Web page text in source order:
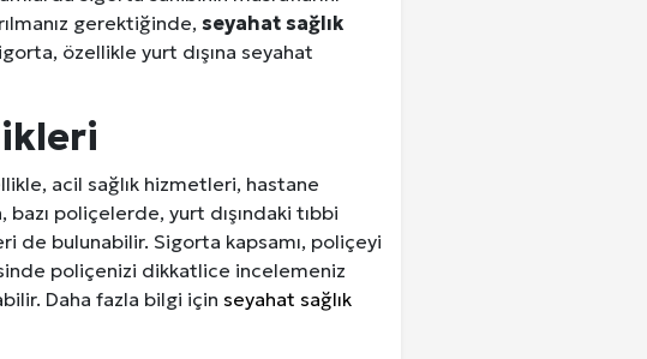
gerektiğinde, seyahat sağlık
özellikle yurt dışına seyahat
acil sağlık hizmetleri, hastane
poliçelerde, yurt dışındaki tıbbi
de bulunabilir. Sigorta kapsamı, poliçeyi
poliçenizi dikkatlice incelemeniz
Daha fazla bilgi için seyahat sağlık